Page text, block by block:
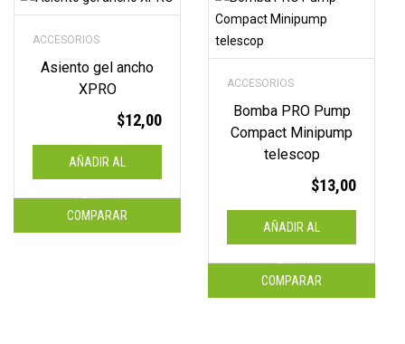
ACCESORIOS
Asiento gel ancho
XPRO
$12,00
AÑADIR AL
CARRITO
COMPARAR
ACCESORIOS
Bomba PRO Pump
Compact Minipump
telescop
$13,00
AÑADIR AL
CARRITO
COMPARAR